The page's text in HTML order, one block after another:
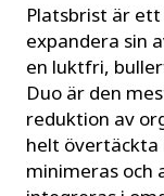
Platsbrist är
expandera sin
en luktfri,
Duo är den
reduktion av
helt
minimeras och